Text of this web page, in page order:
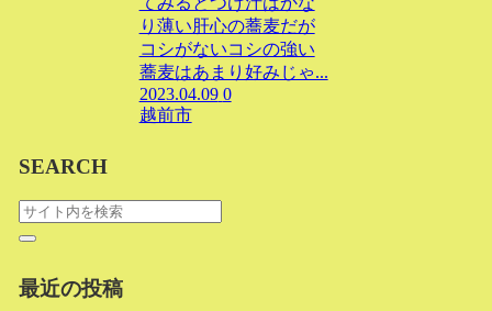
り薄い肝心の蕎麦だが
コシがないコシの強い
蕎麦はあまり好みじゃ...
2023.04.09 0
越前市
SEARCH
最近の投稿